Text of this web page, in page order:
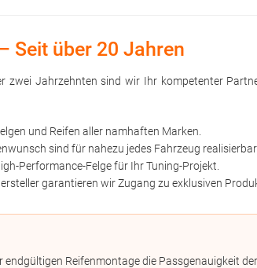
Seit über 20 Jahren
zwei Jahrzehnten sind wir Ihr kompetenter
und Reifen aller namhaften Marken.
sind für nahezu jedes Fahrzeug realisierbar.
Performance-Felge für Ihr Tuning-Projekt.
garantieren wir Zugang zu exklusiven
endgültigen Reifenmontage die Passgenauigkeit